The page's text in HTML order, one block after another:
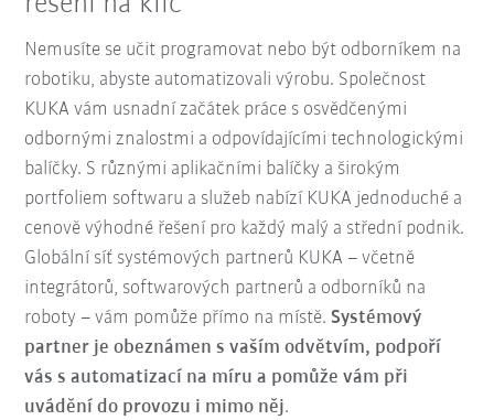
Nemusíte se učit programovat nebo být odborníkem na
robotiku, abyste automatizovali výrobu. Společnost
KUKA vám usnadní začátek práce s osvědčenými
odbornými znalostmi a odpovídajícími technologickými
balíčky. S různými aplikačními balíčky a širokým
portfoliem softwaru a služeb nabízí KUKA jednoduché a
cenově výhodné řešení pro každý malý a střední podnik.
Globální síť systémových partnerů KUKA – včetně
integrátorů, softwarových partnerů a odborníků na
roboty – vám pomůže přímo na místě. Systémový
partner je obeznámen s vaším odvětvím, podpoří
vás s automatizací na míru a pomůže vám při
uvádění do provozu i mimo něj.